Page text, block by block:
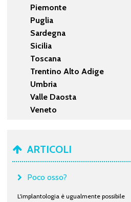
Piemonte
Puglia
Sardegna
Sicilia
Toscana
Trentino Alto Adige
Umbria
Valle Daosta
Veneto
ARTICOLI
Poco osso?
L'implantologia è ugualmente possibile